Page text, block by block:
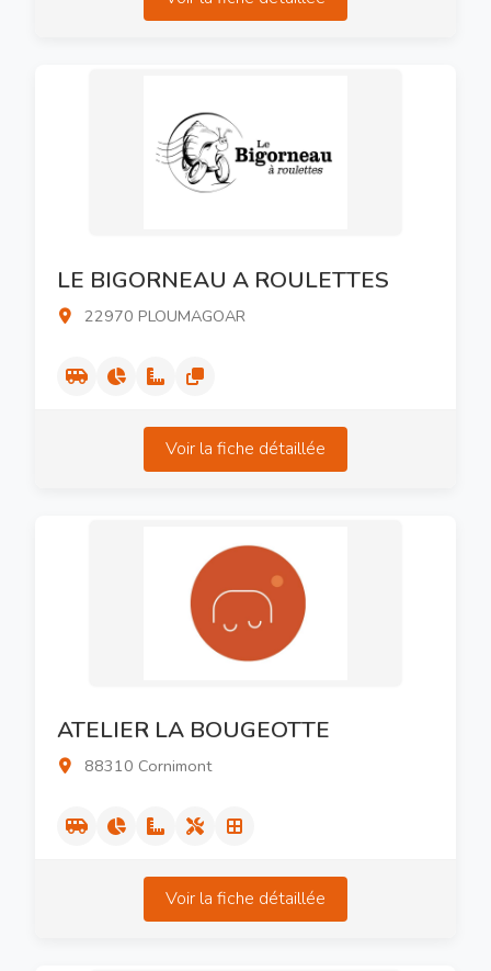
LE BIGORNEAU A ROULETTES
22970 PLOUMAGOAR
Voir la fiche détaillée
ATELIER LA BOUGEOTTE
88310 Cornimont
Voir la fiche détaillée